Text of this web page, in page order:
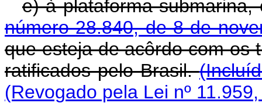
e) à plataforma
número 28.840, de 8 de
que esteja de acôrdo com os
ratificados pelo Brasil.
(Revogado pela Lei nº